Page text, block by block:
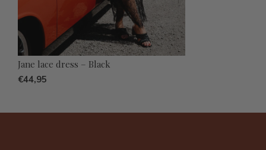
Jane lace dress – Black
€44,95